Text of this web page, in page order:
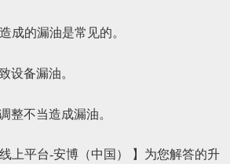
成的漏油是常见的。
设备漏油。
整不当造成漏油。
上平台-安博（中国） 】为您解答的升